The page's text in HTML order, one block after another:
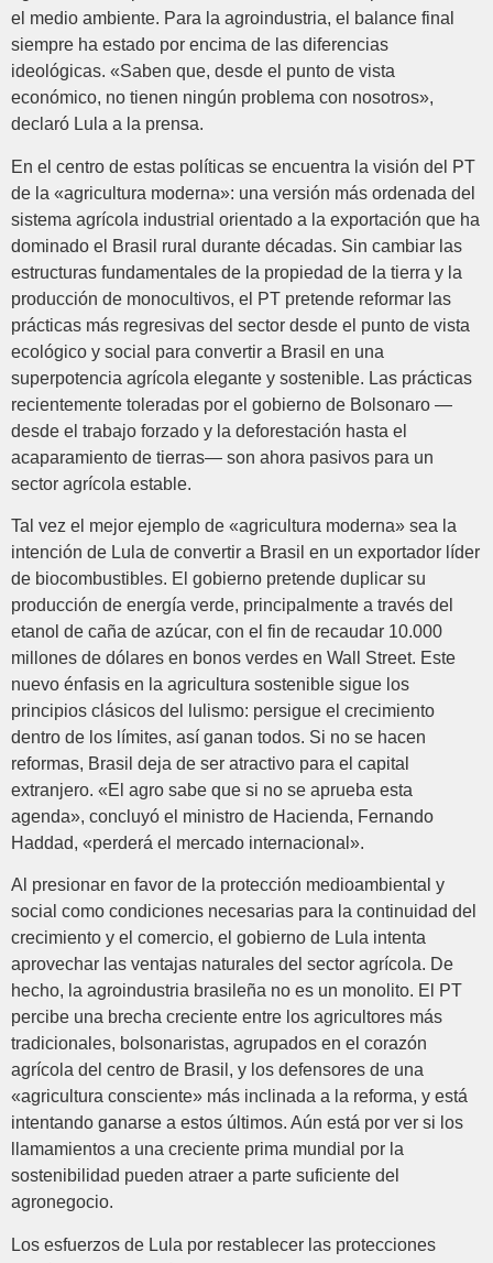
el medio ambiente. Para la agroindustria, el balance final
siempre ha estado por encima de las diferencias
ideológicas. «Saben que, desde el punto de vista
económico, no tienen ningún problema con nosotros»,
declaró Lula a la prensa.
En el centro de estas políticas se encuentra la visión del PT
de la «agricultura moderna»: una versión más ordenada del
sistema agrícola industrial orientado a la exportación que ha
dominado el Brasil rural durante décadas. Sin cambiar las
estructuras fundamentales de la propiedad de la tierra y la
producción de monocultivos, el PT pretende reformar las
prácticas más regresivas del sector desde el punto de vista
ecológico y social para convertir a Brasil en una
superpotencia agrícola elegante y sostenible. Las prácticas
recientemente toleradas por el gobierno de Bolsonaro —
desde el trabajo forzado y la deforestación hasta el
acaparamiento de tierras— son ahora pasivos para un
sector agrícola estable.
Tal vez el mejor ejemplo de «agricultura moderna» sea la
intención de Lula de convertir a Brasil en un exportador líder
de biocombustibles. El gobierno pretende duplicar su
producción de energía verde, principalmente a través del
etanol de caña de azúcar, con el fin de recaudar 10.000
millones de dólares en bonos verdes en Wall Street. Este
nuevo énfasis en la agricultura sostenible sigue los
principios clásicos del lulismo: persigue el crecimiento
dentro de los límites, así ganan todos. Si no se hacen
reformas, Brasil deja de ser atractivo para el capital
extranjero. «El agro sabe que si no se aprueba esta
agenda», concluyó el ministro de Hacienda, Fernando
Haddad, «perderá el mercado internacional».
Al presionar en favor de la protección medioambiental y
social como condiciones necesarias para la continuidad del
crecimiento y el comercio, el gobierno de Lula intenta
aprovechar las ventajas naturales del sector agrícola. De
hecho, la agroindustria brasileña no es un monolito. El PT
percibe una brecha creciente entre los agricultores más
tradicionales, bolsonaristas, agrupados en el corazón
agrícola del centro de Brasil, y los defensores de una
«agricultura consciente» más inclinada a la reforma, y está
intentando ganarse a estos últimos. Aún está por ver si los
llamamientos a una creciente prima mundial por la
sostenibilidad pueden atraer a parte suficiente del
agronegocio.
Los esfuerzos de Lula por restablecer las protecciones